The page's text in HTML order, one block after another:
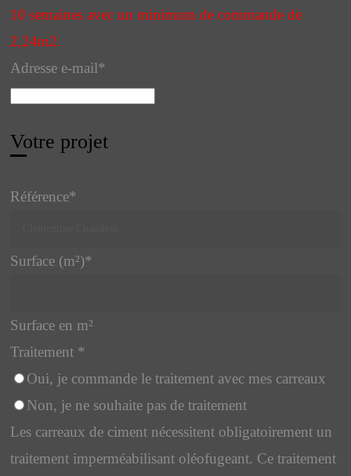
10 semaines avec un minimum de commande de
2,24m2.
Adresse e-mail*
Votre projet
Référence*
Surface (m²)*
Surface en m²
Traitement *
Oui, je commande le traitement avec mes carreaux
Non, je ne souhaite pas de traitement
Les carreaux de ciment nécessitent obligatoirement un
traitement imperméabilisant oléofugeant. Ce traitement